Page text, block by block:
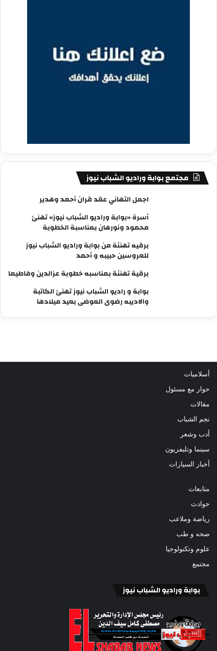
مجتمع بوابة وراديو الشباب نيوز
اجمل التهاني عقد قران أحمد وهدير
أسرة «بوابة وراديو الشباب نيوز» تهنئ
محمود ونورهان بمناسبة الخطوبة
برقيه تهنئة من بوابة وراديو الشباب نيوز
للعروسين حبيبه و أحمد
برقية تهنئة بمناسبه خطوبة عزالدين وفاطيما
بوابة و راديو الشباب نيوز تهنئ الكاتبة
والاديبه رضوى العوضى بعيد ميلادها
أسلاميات
حوار مع مسئول
مقالات
نجم الشباب
أدب وشعر
سينما وتليفزيون
أخبار السيارات
متابعات
حوادث
رياضة وملاعب
صحه و طب
علوم وتكنولوجيا
مجتمع
بوابة وراديو الشباب نيوز